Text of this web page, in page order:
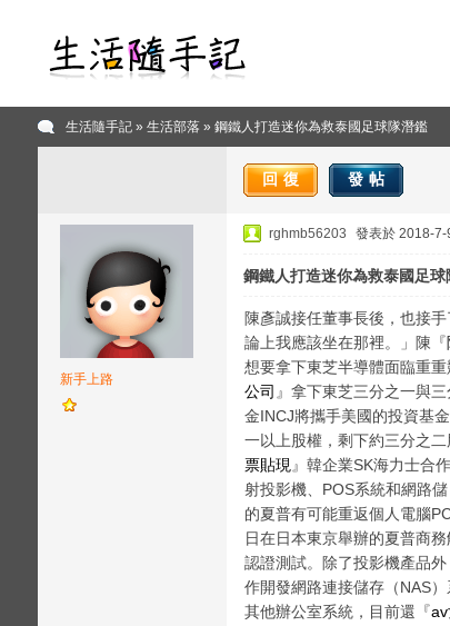
生活隨手記» 生活部落» 鋼鐵人打造迷你為救泰國足球隊潛鑑
回復 發帖
新手上路
rghmb56203 發表於 2018-7-
鋼鐵人打造迷你為救泰國足球
陳彥誠接任董事長後，也接
論上我應該坐在那裡。」陳『
想要拿下東芝半導體面臨重
公司 』拿下東芝三分之一與
金INCJ將攜手美國的投資基
一以上股權，剩下約三分之
票貼現 』韓企業SK海力士合
射投影機、POS系統和網路儲
的夏普有可能重返個人電腦
日在日本東京舉辦的夏普商
認證測試。除了投影機產品外
作開發網路連接儲存（NAS
其他辦公室系統，目前還『